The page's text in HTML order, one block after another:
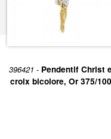
396421 - Pendentif Christ
croix bicolore, Or 375/